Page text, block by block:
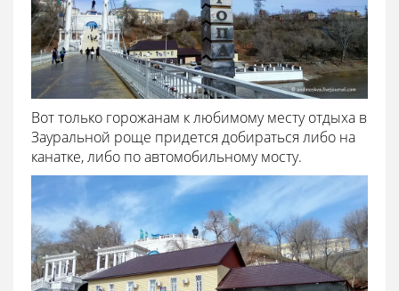
Вот только горожанам к любимому месту отдыха в
Зауральной роще придется добираться либо на
канатке, либо по автомобильному мосту.